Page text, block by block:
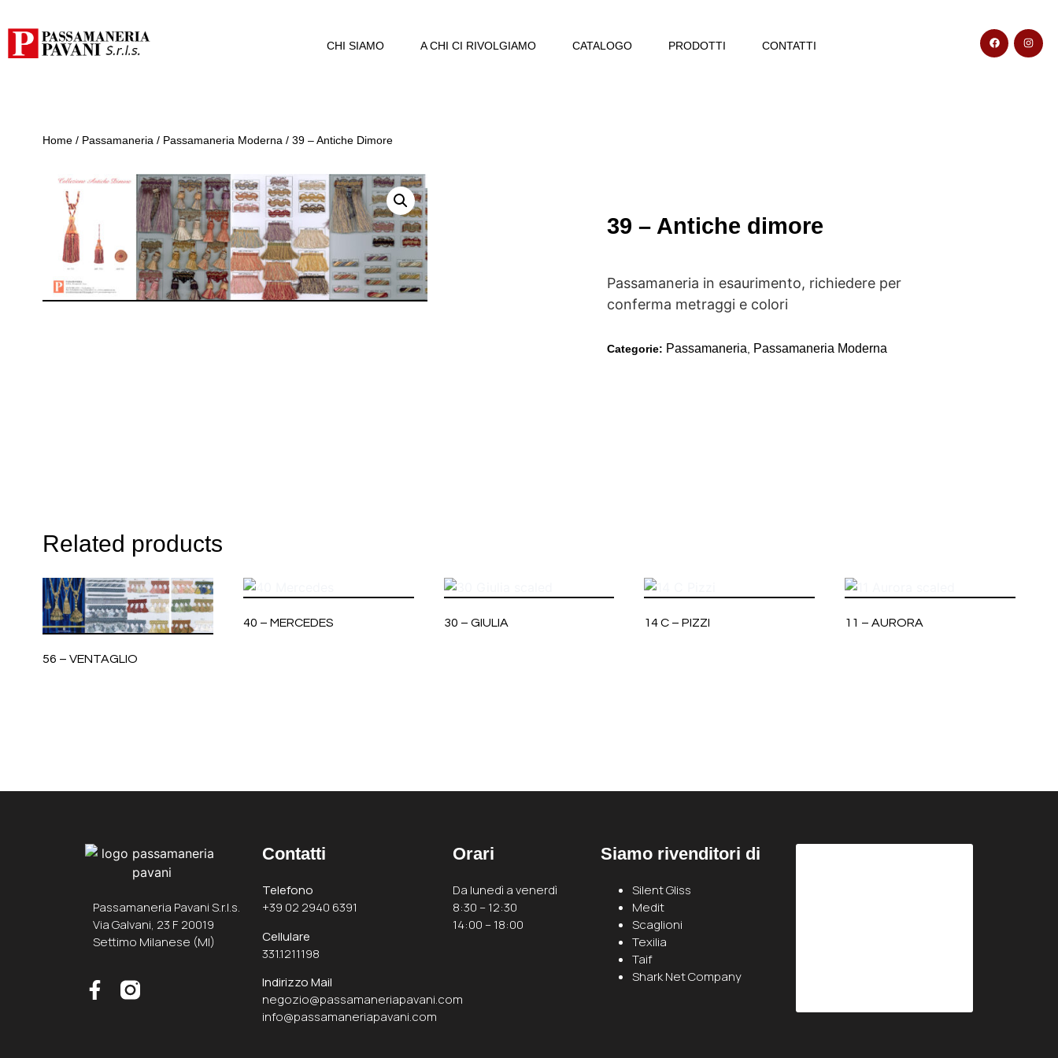
CHI SIAMO A CHI CI RIVOLGIAMO CATALOGO PRODOTTI CONTATTI
Home/ Passamaneria / Passamaneria Moderna / 39 – Antiche Dimore
39 – Antiche dimore
Passamaneria in esaurimento, richiedere per
conferma metraggi e colori
Categorie: Passamaneria Passamaneria Moderna
Related products
56 – VENTAGLIO
40 – MERCEDES 30 – GIULIA 14 C – PIZZI 11 – AURORA
Passamaneria Pavani S.r.l.s.
Via Galvani, 23 F 20019
Settimo Milanese (MI)
Contatti
Telefono
+39 02 2940 6391
Cellulare
331.1211198
Indirizzo Mail
negozio@passamaneriapavani.com
info@passamaneriapavani.com
Orari
Da lunedì a venerdì
8:30 – 12:30
14:00 – 18:00
Siamo rivenditori di
Silent Gliss
Medit
Scaglioni
Texilia
Taif
Shark Net Company